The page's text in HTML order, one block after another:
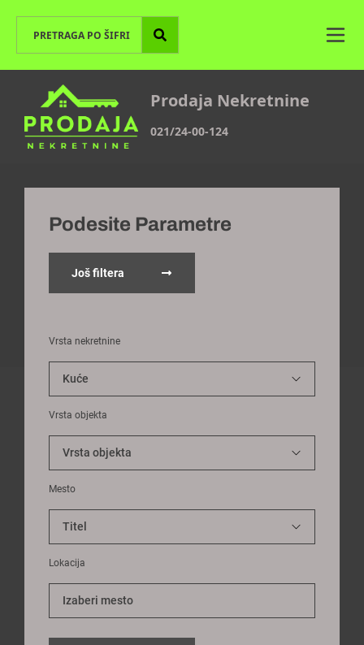
Prodaja Nekretnine
021/24-00-124
Podesite Parametre
Još filtera
Vrsta nekretnine
Vrsta objekta
Mesto
Lokacija
Izaberi mesto